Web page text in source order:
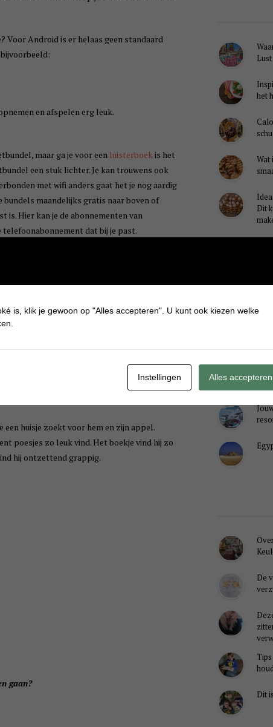
Voor Android is er helaas geen standaard
en afspelen erg leuk.
maar ga je voor een luisterboekis het
een stuk lichter. Je kan trouwens ook
met wifi anders gaat het je nog aardig
bundels maandelijks gratis naar boven of
Hier kan je de abonnementen van
telefoonabonnement dat bij je past.
welk boekje ik mag voorlezen. Soms pakt hij
van Brent op dit moment zijn:
ze blijven leuk.
zijn auto’s gaat spelen bij zijn vriendje
ook wel wil hebben. Gelukkig wil Ferdinand
Het boek heeft een grappig einde waar
een huisje zoekt voor hem en zijn appel.
poesjes zo leuk vind. Het boekje vind hij zo
hij ontzettend grappig.
gaan?
Lust
het
Wat
Dit
met
De
Dit
is, klik je gewoon op "Alles accepteren". U kunt ook kiezen welke
Instellingen Alles accepteren